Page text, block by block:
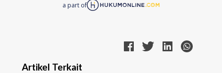
a part of
Artikel Terkait